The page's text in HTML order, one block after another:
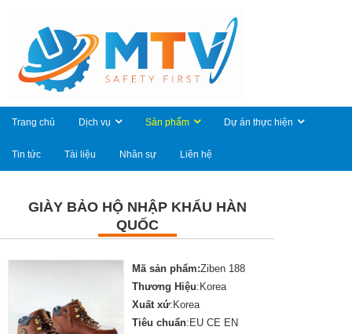
Trang chủ Dịch vụ Sản phẩm Dự án thực hiện
Tin tức Tài liệu Nhân sự Liên hệ
GIÀY BẢO HỘ NHẬP KHẨU HÀN
QUỐC
Mã sản phẩm:Ziben 188
Thương Hiệu:Korea
Xuất xứ:Korea
Tiêu chuẩn:EU CE EN